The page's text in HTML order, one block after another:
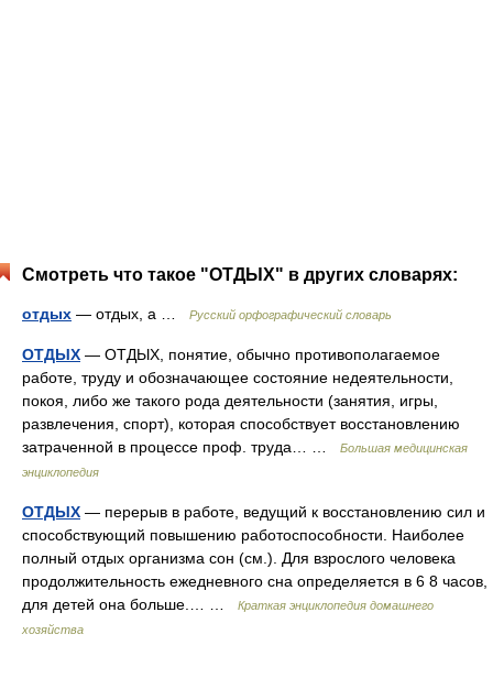
Смотреть что такое "ОТДЫХ" в других словарях:
отдых — отдых, а … Русский орфографический словарь
ОТДЫХ — ОТДЫХ, понятие, обычно противополагаемое
работе, труду и обозначающее состояние недеятельности,
покоя, либо же такого рода деятельности (занятия, игры,
развлечения, спорт), которая способствует восстановлению
затраченной в процессе проф. труда… …
Большая медицинская
энциклопедия
ОТДЫХ — перерыв в работе, ведущий к восстановлению сил и
способствующий повышению работоспособности. Наиболее
полный отдых организма сон (см.). Для взрослого человека
продолжительность ежедневного сна определяется в 6 8 часов,
для детей она больше.… …
Краткая энциклопедия домашнего
хозяйства